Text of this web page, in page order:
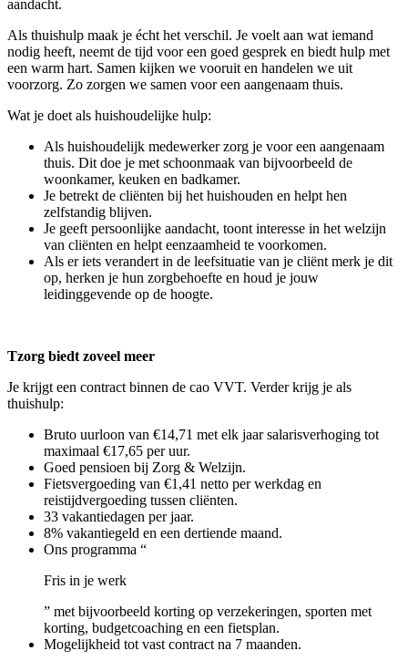
aandacht.
Als thuishulp maak je écht het verschil. Je voelt aan wat iemand
nodig heeft, neemt de tijd voor een goed gesprek en biedt hulp met
een warm hart. Samen kijken we vooruit en handelen we uit
voorzorg. Zo zorgen we samen voor een aangenaam thuis.
Wat je doet als huishoudelijke hulp:
Als huishoudelijk medewerker zorg je voor een aangenaam
thuis. Dit doe je met schoonmaak van bijvoorbeeld de
woonkamer, keuken en badkamer.
Je betrekt de cliënten bij het huishouden en helpt hen
zelfstandig blijven.
Je geeft persoonlijke aandacht, toont interesse in het welzijn
van cliënten en helpt eenzaamheid te voorkomen.
Als er iets verandert in de leefsituatie van je cliënt merk je dit
op, herken je hun zorgbehoefte en houd je jouw
leidinggevende op de hoogte.
Tzorg biedt zoveel meer
Je krijgt een contract binnen de cao VVT. Verder krijg je als
thuishulp:
Bruto uurloon van €14,71 met elk jaar salarisverhoging tot
maximaal €17,65 per uur.
Goed pensioen bij Zorg & Welzijn.
Fietsvergoeding van €1,41 netto per werkdag en
reistijdvergoeding tussen cliënten.
33 vakantiedagen per jaar.
8% vakantiegeld en een dertiende maand.
Ons programma “
Fris in je werk
” met bijvoorbeeld korting op verzekeringen, sporten met
korting, budgetcoaching en een fietsplan.
Mogelijkheid tot vast contract na 7 maanden.